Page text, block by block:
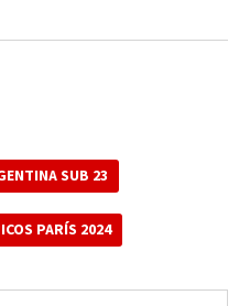
SUB 23
PARÍS 2024